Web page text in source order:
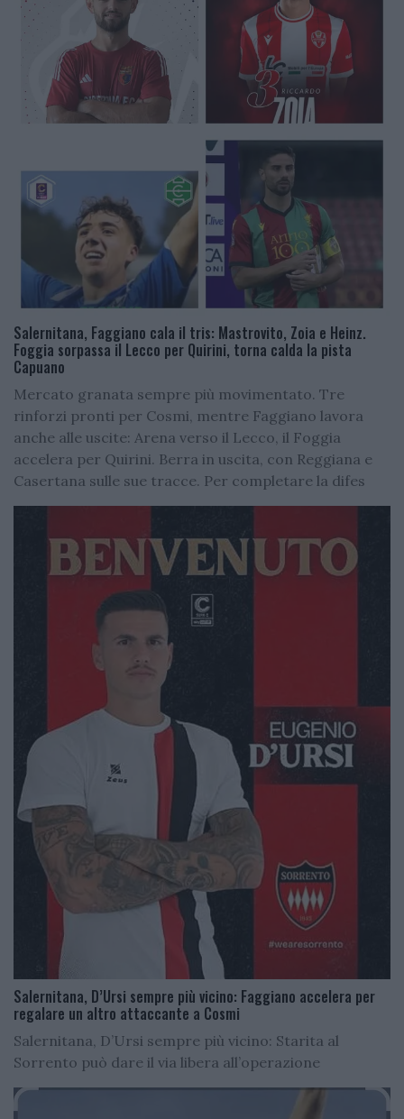
Salernitana, Faggiano cala il tris: Mastrovito, Zoia e Heinz.
Foggia sorpassa il Lecco per Quirini, torna calda la pista
Capuano
Mercato granata sempre più movimentato. Tre
rinforzi pronti per Cosmi, mentre Faggiano lavora
anche alle uscite: Arena verso il Lecco, il Foggia
accelera per Quirini. Berra in uscita, con Reggiana e
Casertana sulle sue tracce. Per completare la difes
Salernitana, D’Ursi sempre più vicino: Faggiano accelera per
regalare un altro attaccante a Cosmi
Salernitana, D’Ursi sempre più vicino: Starita al
Sorrento può dare il via libera all’operazione